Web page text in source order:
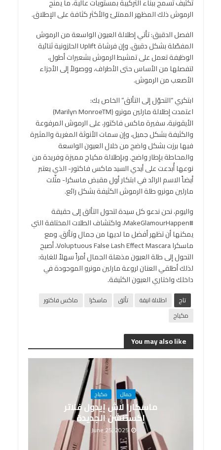
الرموش ذلك المظهر الممتلئ والأكثر كثافة على الإطلاق.
الفصل الدقيق: تأتي إطلالة العيون الواسعة من الرموش
المفصّلة بشكل دقيق. وإن فرشاة Uplift الحلزونية ثنائية
الوظيفة تعمل على تمشيط الرموش بشعيرات أطول،
لتفصلها من الأساس حتى الأطراف، ووصولاً إلى الأجزاء
الأصعب من الرموش.
ابتكري “التحوّل إلى التألق” الخاص بك:
اعتمدت إطلالة مارلين مونرو (Marilyn MonroeTM)
الأيقونية، سفيرة ماكس فاكتور، على الرموش المرفوعة
والكثيفة بشكل جميل، وإن سمات الأنوثة المغرية والمثيرة
فيها برزت بشكل واضح من خلال العيون الواسعة
والمحاطة بإطار واضح. وبإطلالة مكياج مميزة وفريدة من
نوعها أُبدعت على أيدي السيد ماكس فاكتور- الذي يعتبر
أيضاً الاسم الرائد في ابتكار أول مقبض ماسكرا- مثّلت
مارلين مونرو طلة الرموش الكثيفة بشكل رائع.
واليوم، نحن ندعو كل سيدة لتحول التألق إلى حقيقة
#MakeGlamourHappen، واكتشاف الطلات المختلفة التي
يمكنها أن تظهر أفضل ما لديها من جمال وتألق. ومع
ماسكرا Voluptuous False Lash Effect Mascara، أصبح
التحول إلى طلة العيون مذهلة الجمال أمراً سهلاً للغاية:
لذلك أطلقي العنان لروعة مارلين مونرو الموجودة في
داخلك واختاري العيون الكثيفة.
تاج اطلالة انيقة تألق ماسكرا
ماكس فاكتور
مكياج
You may also like
جمال مكياج
ماسكارا لاش إيدول فلاتر
إكستنشن الجديدة
June 25, 2025